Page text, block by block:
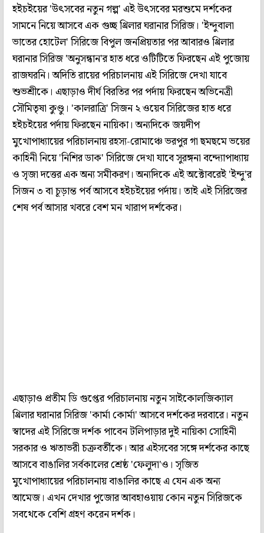
হইচইয়ের 'উৎসবের নতুন গল্প' এই উৎসবের মরশুমে দর্শকের
সামনে নিয়ে আসবে এক গুচ্ছ থ্রিলার ঘরানার সিরিজ। 'ইন্দুবালা
ভাতের হোটেল' সিরিজে বিপুল জনপ্রিয়তার পর আবারও থ্রিলার
ঘরানার সিরিজ 'অনুসন্ধান'র হাত ধরে ওটিটিতে ফিরছেন এই পুজোয়
রাজঘরনি। অদিতি রায়ের পরিচালনায় এই সিরিজে দেখা যাবে
শুভশ্রীকে। এছাড়াও দীর্ঘ বিরতির পর পর্দায় ফিরছেন অভিনেত্রী
সৌমিতৃষা কুণ্ডু। 'কালরাত্রি' সিজন ২ ওয়েব সিরিজের হাত ধরে
হইচইয়ের পর্দায় ফিরছেন নায়িকা। অন্যদিকে জয়দীপ
মুখোপাধ্যায়ের পরিচালনায় রহস্য-রোমাঞ্চে ভরপুর গা ছমছমে ভয়ের
কাহিনী নিয়ে 'নিশির ডাক' সিরিজে দেখা যাবে সুরঙ্গনা বন্দ্যোপাধ্যায়
ও সৃজা দত্তের এক অন্য সমীকরণ। অন্যদিকে এই অক্টোবরেই 'ইন্দু'র
সিজন ৩ বা চূড়ান্ত পর্ব আসবে হইচইয়ের পর্দায়। তাই এই সিরিজের
শেষ পর্ব আসার খবরে বেশ মন খারাপ দর্শকের।
এছাড়াও প্রতীম ডি গুপ্তের পরিচালনায় নতুন সাইকোলজিক্যাল
থ্রিলার ঘরানার সিরিজ 'কার্মা কোর্মা' আসবে দর্শকের দরবারে। নতুন
স্বাদের এই সিরিজে দর্শক পাবেন টলিপাড়ার দুই নায়িকা সোহিনী
সরকার ও ঋতাভরী চক্রবর্তীকে। আর এইসবের সঙ্গে দর্শকের কাছে
আসবে বাঙালির সর্বকালের শ্রেষ্ঠ 'ফেলুদা'ও। সৃজিত
মুখোপাধ্যায়ের পরিচালনায় বাঙালির কাছে এ যেন এক অন্য
আমেজ। এখন দেখার পুজোর আবহাওয়ায় কোন নতুন সিরিজকে
সবথেকে বেশি গ্রহণ করেন দর্শক।